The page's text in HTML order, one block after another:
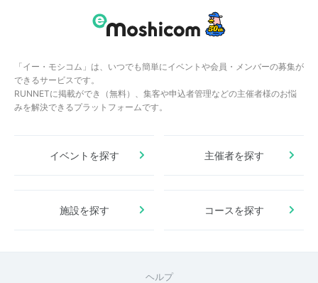
「イー・モシコム」は、いつでも簡単にイベントや会員・メンバーの募集が
できるサービスです。
RUNNETに掲載ができ（無料）、集客や申込者管理などの主催者様のお悩
みを解決できるプラットフォームです。
イベントを探す 主催者を探す
施設を探す コースを探す
ヘルプ